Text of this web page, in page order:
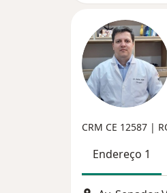
CRM CE 12587 |
Endereço 1